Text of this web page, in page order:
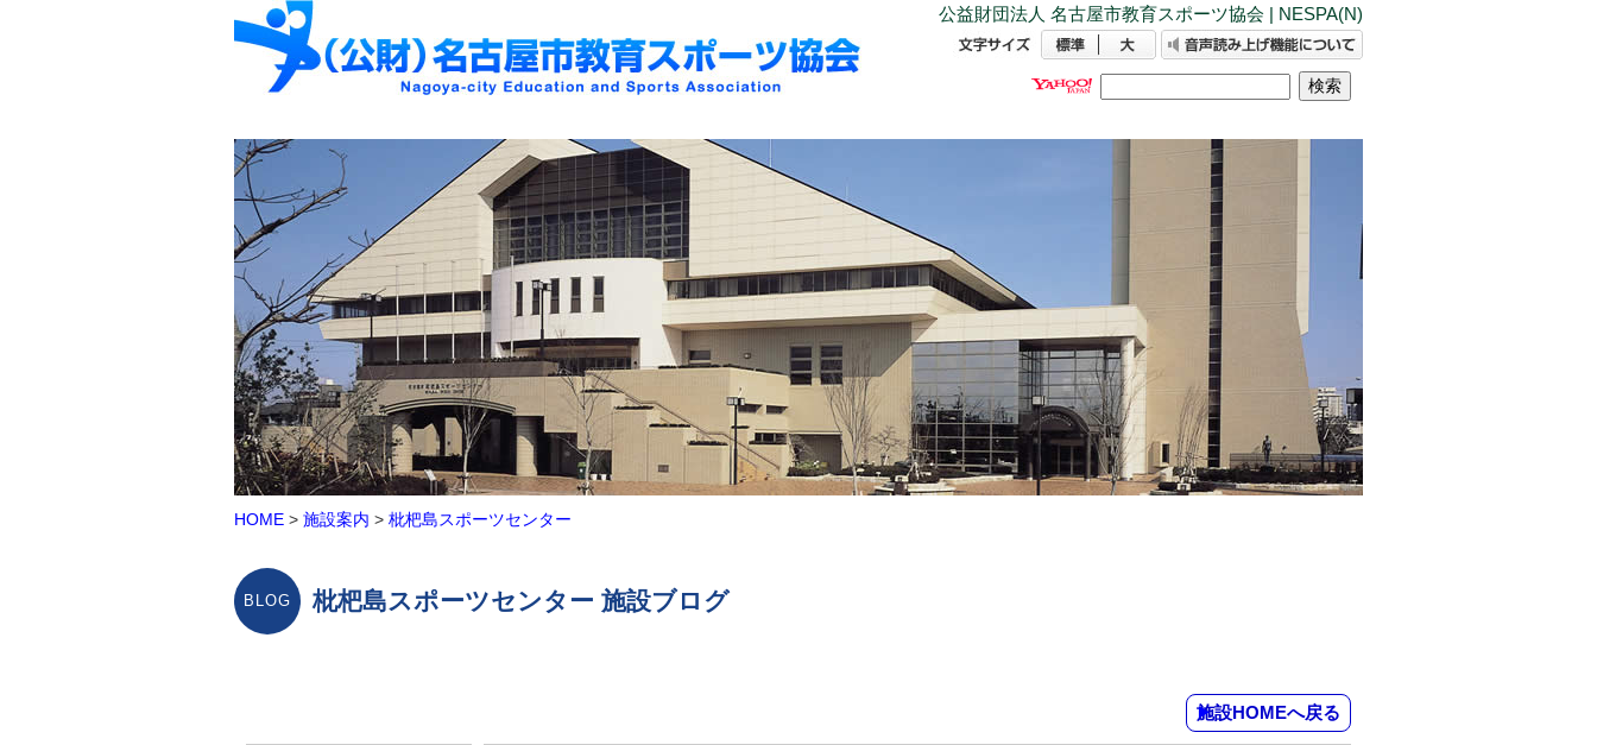
公益財団法人 名古屋市教育スポーツ協会 | NESPA(N)
HOME > 施設案内 > 枇杷島スポーツセンター
枇杷島スポーツセンター 施設ブログ
施設HOMEへ戻る